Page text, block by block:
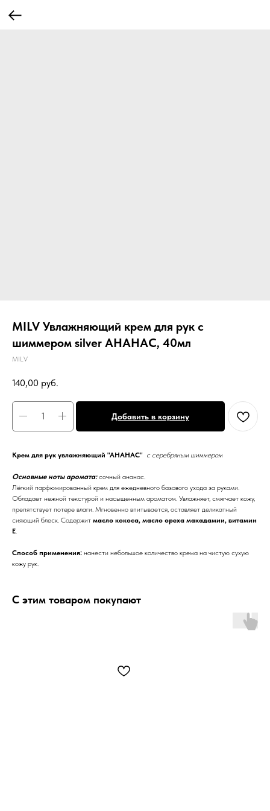
MILV Увлажняющий крем для рук с
шиммером silver АНАНАС, 40мл
MILV
140,00 руб.
Добавить в корзину
Крем для рук увлажняющий "АНАНАС" с серебряным шиммером
Основные ноты аромата:сочный ананас.
Лёгкий парфюмированный крем для ежедневного базового ухода за руками.
Обладает нежной текстурой и насыщенным ароматом. Увлажняет, смягчает кожу,
препятствует потере влаги. Мгновенно впитывается, оставляет деликатный
сияющий блеск. Содержит масло кокоса, масло ореха макадамии, витамин
Е.
Способ применения: нанести небольшое количество крема на чистую сухую
кожу рук.
С этим товаром покупают